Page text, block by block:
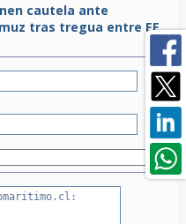
cautela ante
tras tregua entre EE.